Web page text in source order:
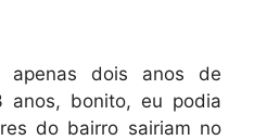
apenas dois anos de
anos, bonito, eu podia
do bairro sairiam no